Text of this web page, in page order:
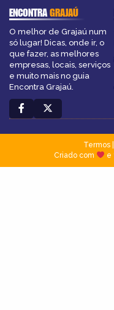
ENCONTRAGRAJAÚ
O melhor de Grajaú num
só lugar! Dicas, onde ir, o
que fazer, as melhores
empresas, locais, serviços
e muito mais no guia
Encontra Grajaú.
Termos|
Criado com
e